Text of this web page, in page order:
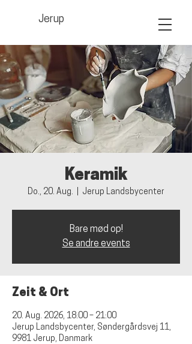
Jerup
Keramik
Do., 20. Aug. Jerup Landsbycenter
Bare mød op!
Se andre events
Zeit & Ort
20. Aug. 2026, 18:00 – 21:00
Jerup Landsbycenter, Søndergårdsvej 11,
9981 Jerup, Danmark